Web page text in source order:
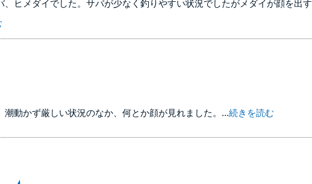
ヒメダイでした。サバが少なく釣りやすい状況でしたがメダイが顔を出す
動かず厳しい状況のなか、何とか顔が見れました。...続きを読む